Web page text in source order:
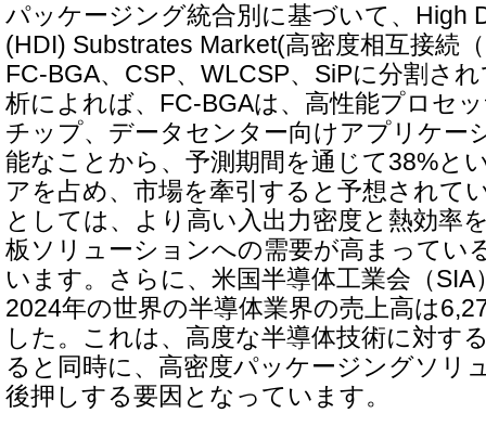
パッケージング統合別に基づいて、High
(HDI) Substrates Market(高密度相互接続
FC-BGA、CSP、WLCSP、SiPに分割さ
析によれば、FC-BGAは、高性能プロセ
チップ、データセンター向けアプリケー
能なことから、予測期間を通じて38%と
アを占め、市場を牽引すると予想されて
としては、より高い入出力密度と熱効率
板ソリューションへの需要が高まってい
います。さらに、米国半導体工業会（
2024年の世界の半導体業界の売上高は
した。これは、高度な半導体技術に対す
ると同時に、高密度パッケージングソリ
後押しする要因となっています。